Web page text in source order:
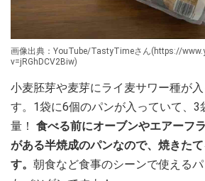
画像出典：YouTube/TastyTimeさん(https://
v=jRGhDCV2Biw)
小麦胚芽や麦芽にライ麦サワー種が
す。1袋に6個のパンが入っていて、3
量！ 食べる前にオーブンやエアーフ
がある半焼成のパンなので、焼きた
す。 朝食など食事のシーンで使える